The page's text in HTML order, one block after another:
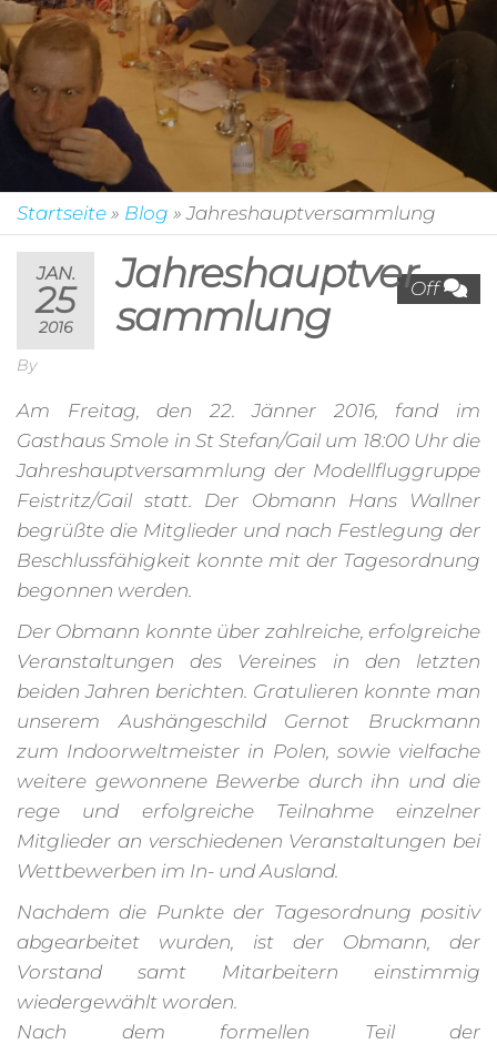
Startseite » Blog »Jahreshauptversammlung
JAN.
25
2016
Off
Jahreshauptver
sammlung
By
Am Freitag, den 22. Jänner 2016, fand im
Gasthaus Smole in St Stefan/Gail um 18:00 Uhr die
Jahreshauptversammlung der Modellfluggruppe
Feistritz/Gail statt. Der Obmann Hans Wallner
begrüßte die Mitglieder und nach Festlegung der
Beschlussfähigkeit konnte mit der Tagesordnung
begonnen werden.
Der Obmann konnte über zahlreiche, erfolgreiche
Veranstaltungen des Vereines in den letzten
beiden Jahren berichten. Gratulieren konnte man
unserem Aushängeschild Gernot Bruckmann
zum Indoorweltmeister in Polen, sowie vielfache
weitere gewonnene Bewerbe durch ihn und die
rege und erfolgreiche Teilnahme einzelner
Mitglieder an verschiedenen Veranstaltungen bei
Wettbewerben im In- und Ausland.
Nachdem die Punkte der Tagesordnung positiv
abgearbeitet wurden, ist der Obmann, der
Vorstand samt Mitarbeitern einstimmig
wiedergewählt worden.
Nach dem formellen Teil der